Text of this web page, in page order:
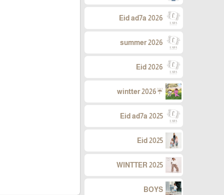
Eid ad7a 2026
summer 2026
Eid 2026
☔wintter 2026
Eid ad7a 2025
Eid 2025
WINTTER 2025
BOYS